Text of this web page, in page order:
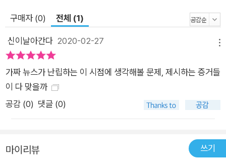
별한 모순이 없어 보이지만, 실상 이 속에는 심각한 오류들이 있
다. 하워드 베커는 다양한 사례 및 연구 보고서를 제시하며, 데이
터 수집 과정에서 발생할 수 있는 오류들을 하나씩 짚어낸다. 대
표적으로 ‘고용인’에 의한 오류, 개념 변화나 혼용으로 인한 오류,
허위 보고의 오류, 과감한 일반화의 오류, 직업적 이해관계로 인
이 같은 과정을 함께 추적하다 보면 탈진실의 시대에 팩트를 구별
오류 없는 데이터를 수집해서 아이디어를 뒷받침할 것인가? 사
회학 연구 방법론과 데이터 수집 과정에 대한 따끔한 고찰 하워드
구매자 (0) 전체 (1)
신이날아간다 2020-02-27
가짜 뉴스가 난립하는 이 시점에 생각해볼 문제, 제시하는 증거들
이 다 맞을까
공감 (0) 댓글 (0)
마이리뷰 쓰기